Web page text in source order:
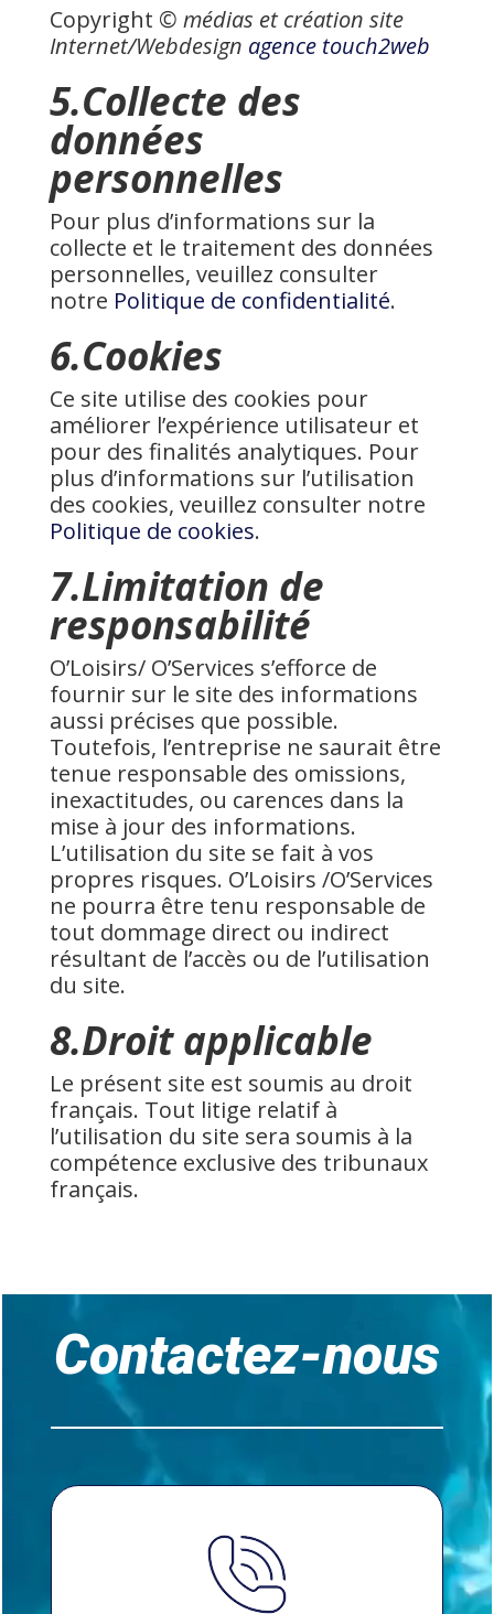
Copyright © médias et création site
Internet/Webdesign agence touch2web
5.Collecte des
données
personnelles
Pour plus d’informations sur la
collecte et le traitement des données
personnelles, veuillez consulter
notre Politique de confidentialité.
6.Cookies
Ce site utilise des cookies pour
améliorer l’expérience utilisateur et
pour des finalités analytiques. Pour
plus d’informations sur l’utilisation
des cookies, veuillez consulter notre
Politique de cookies.
7.Limitation de
responsabilité
O’Loisirs/ O’Services s’efforce de
fournir sur le site des informations
aussi précises que possible.
Toutefois, l’entreprise ne saurait être
tenue responsable des omissions,
inexactitudes, ou carences dans la
mise à jour des informations.
L’utilisation du site se fait à vos
propres risques. O’Loisirs /O’Services
ne pourra être tenu responsable de
tout dommage direct ou indirect
résultant de l’accès ou de l’utilisation
du site.
8.Droit applicable
Le présent site est soumis au droit
français. Tout litige relatif à
l’utilisation du site sera soumis à la
compétence exclusive des tribunaux
français.
Contactez-nous